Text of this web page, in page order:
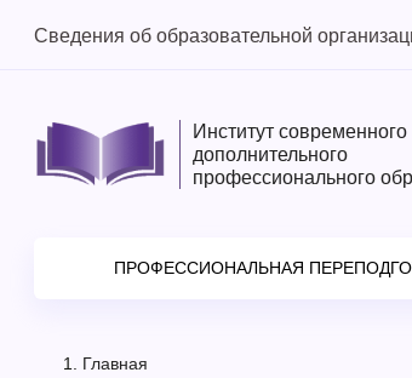
Сведения об образовательной
Институт современного
дополнительного
профессионального
ПРОФЕССИОНАЛЬНАЯ
Главная